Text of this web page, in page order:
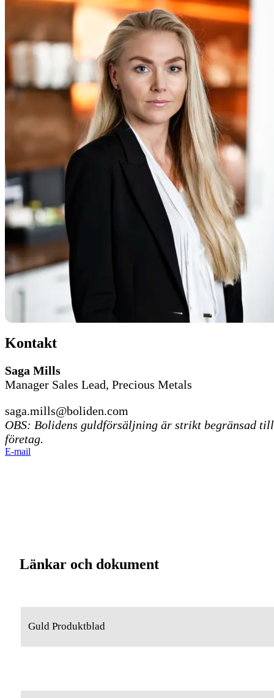
Kontakt
Saga Mills
Manager Sales Lead, Precious Metals
saga.mills@boliden.com
OBS: Bolidens guldförsäljning är strikt begränsad till
företag.
E-mail
Länkar och dokument
Guld Produktblad